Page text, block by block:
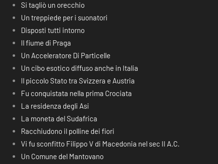
Si tagliò un orecchio
Un treppiede per i suonatori
Disposti tutti intorno
Il fiume di Praga
Un Acceleratore Di Particelle
Un cibo esotico diffuso anche in Italia
Il piccolo Stato tra Svizzera e Austria
Fu conquistata nella prima Crociata
La residenza degli Asi
La moneta del Sudafrica
Racchiudono il polline dei fiori
Vi fu sconfitto Filippo V di Macedonia nel sec II A.C.
Un Comune del Mantovano